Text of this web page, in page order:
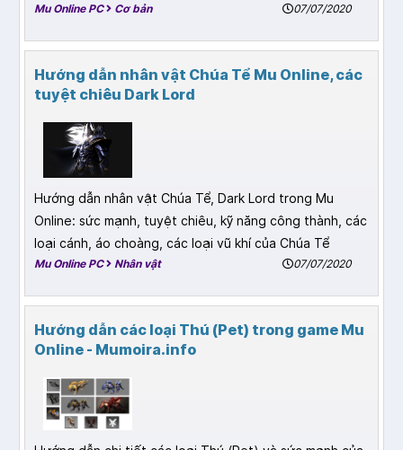
Mu Online PC Cơ bản 07/07/2020
Hướng dẫn nhân vật Chúa Tể Mu Online, các
tuyệt chiêu Dark Lord
Hướng dẫn nhân vật Chúa Tể, Dark Lord trong Mu
Online: sức mạnh, tuyệt chiêu, kỹ năng công thành, các
loại cánh, áo choàng, các loại vũ khí của Chúa Tể
Mu Online PC Nhân vật 07/07/2020
Hướng dẫn các loại Thú (Pet) trong game Mu
Online - Mumoira.info